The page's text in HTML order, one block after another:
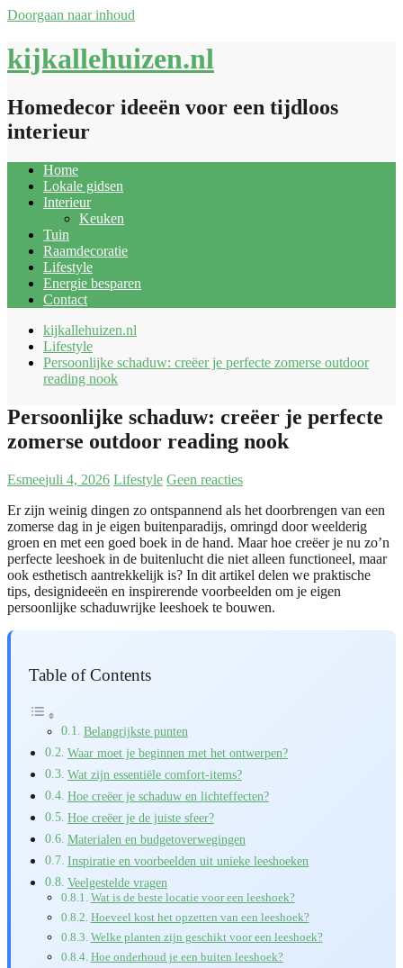
Doorgaan naar inhoud
kijkallehuizen.nl
Homedecor ideeën voor een tijdloos
interieur
Home
Lokale gidsen
Interieur
Keuken
Tuin
Raamdecoratie
Lifestyle
Energie besparen
Contact
kijkallehuizen.nl
Lifestyle
Persoonlijke schaduw: creëer je perfecte zomerse outdoor
reading nook
Persoonlijke schaduw: creëer je perfecte
zomerse outdoor reading nook
Esmeejuli 4, 2026 Lifestyle Geen reacties
Er zijn weinig dingen zo ontspannend als het doorbrengen van een
zomerse dag in je eigen buitenparadijs, omringd door weelderig
groen en met een goed boek in de hand. Maar hoe creëer je nu zo’n
perfecte leeshoek in de buitenlucht die niet alleen functioneel, maar
ook esthetisch aantrekkelijk is? In dit artikel delen we praktische
tips, designideeën en inspirerende voorbeelden om je eigen
persoonlijke schaduwrijke leeshoek te bouwen.
Table of Contents
Belangrijkste punten
Waar moet je beginnen met het ontwerpen?
Wat zijn essentiële comfort-items?
Hoe creëer je schaduw en lichteffecten?
Hoe creëer je de juiste sfeer?
Materialen en budgetoverwegingen
Inspiratie en voorbeelden uit unieke leeshoeken
Veelgestelde vragen
Wat is de beste locatie voor een leeshoek?
Hoeveel kost het opzetten van een leeshoek?
Welke planten zijn geschikt voor een leeshoek?
Hoe onderhoud je een buiten leeshoek?